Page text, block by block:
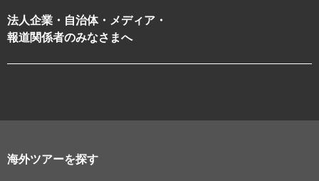
法人企業・自治体・メディア・
報道関係者のみなさまへ
海外ツアーを探す